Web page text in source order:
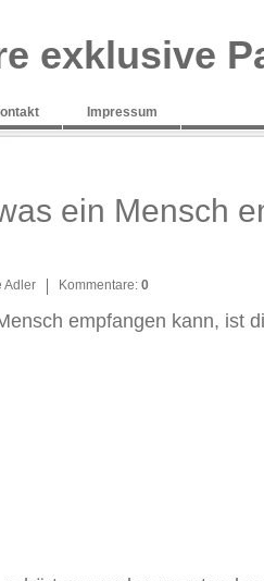
exklusive
Impressum
ein Mensch
Adler Kommentare: 0
empfangen kann, ist